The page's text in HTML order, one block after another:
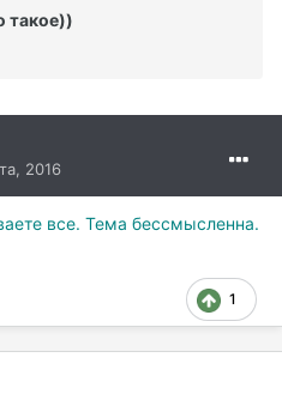
такое))
2016
все. Тема бессмысленна.
1